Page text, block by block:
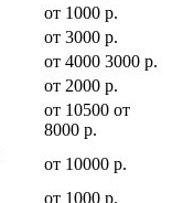
от 1000 р.
от 3000 р.
от 4000 3000 р.
от 2000 р.
от 10500 от
8000 р.
от 10000 р.
от 1000 р.